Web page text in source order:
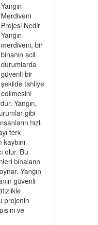
Yangın
Merdiveni
Projesi Nedir
Yangın
merdiveni, bir
binanın acil
durumlarda
güvenli bir
şekilde tahliye
edilmesini
Yangın,
gibi
hızlı
terk
olur. Bu
binaların
Yangın
güvenli
projenin
ve